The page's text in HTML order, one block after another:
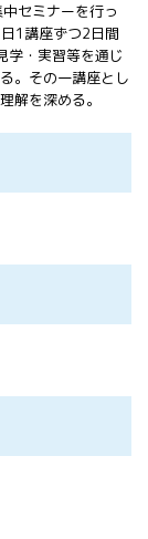
セミナーを行っ
1講座ずつ2日間
学・実習等を通じ
。その一講座とし
解を深める。